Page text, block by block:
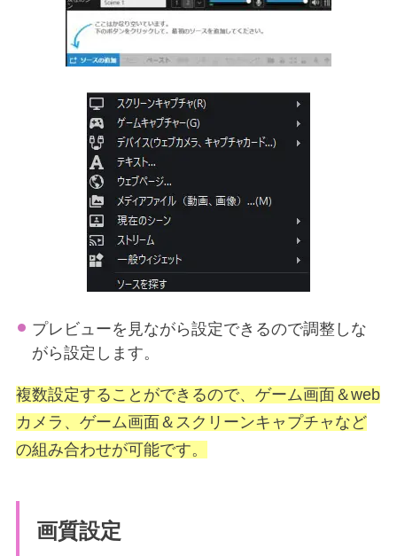
プレビューを見ながら設定できるので調整しな
がら設定します。
複数設定することができるので、ゲーム画面＆web
カメラ、ゲーム画面＆スクリーンキャプチャなど
の組み合わせが可能です。
画質設定